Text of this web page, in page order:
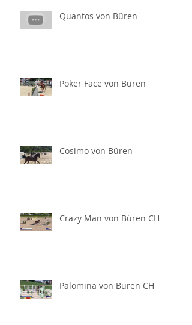
Quantos von Büren
Poker Face von Büren
Cosimo von Büren
Crazy Man von Büren CH
Palomina von Büren CH